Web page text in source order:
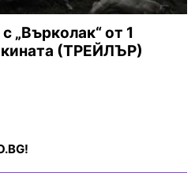
„Върколак“ от 1
(ТРЕЙЛЪР)